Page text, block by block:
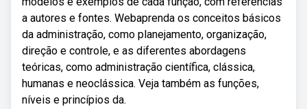
a autores e fontes. Webaprenda os conceitos básicos
da administração, como planejamento, organização,
direção e controle, e as diferentes abordagens
teóricas, como administração científica, clássica,
humanas e neoclássica. Veja também as funções,
níveis e princípios da.